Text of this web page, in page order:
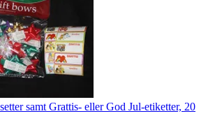
samt Grattis- eller God Jul-etiketter, 20